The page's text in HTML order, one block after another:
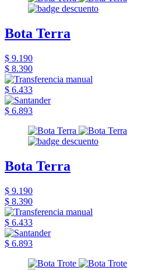
Bota Terra
$ 9.190
$ 8.390
$ 6.433
$ 6.893
Bota Terra
$ 9.190
$ 8.390
$ 6.433
$ 6.893